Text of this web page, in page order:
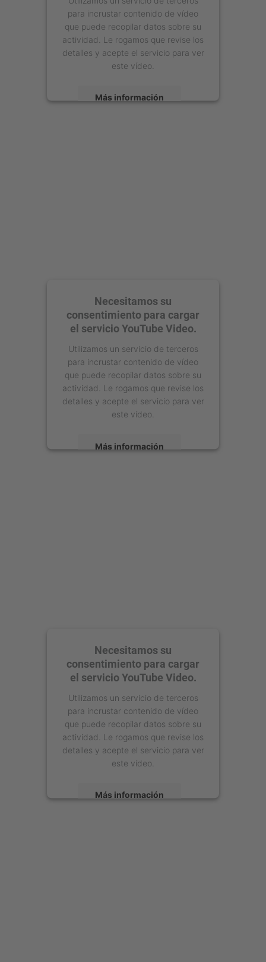
para incrustar contenido de vídeo
que puede recopilar datos sobre su
actividad. Le rogamos que revise los
detalles y acepte el servicio para ver
este vídeo.
Más información
Necesitamos su
consentimiento para cargar
el servicio YouTube Video.
Utilizamos un servicio de terceros
para incrustar contenido de vídeo
que puede recopilar datos sobre su
actividad. Le rogamos que revise los
detalles y acepte el servicio para ver
este vídeo.
Más información
Necesitamos su
consentimiento para cargar
el servicio YouTube Video.
Utilizamos un servicio de terceros
para incrustar contenido de vídeo
que puede recopilar datos sobre su
actividad. Le rogamos que revise los
detalles y acepte el servicio para ver
este vídeo.
Más información